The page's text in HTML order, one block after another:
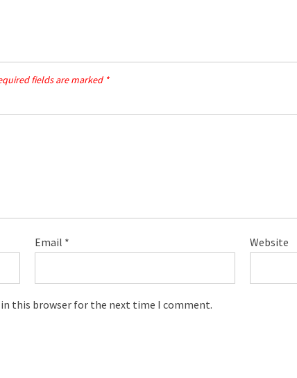
fields are marked *
Email * Website
in this browser for the next time I comment.